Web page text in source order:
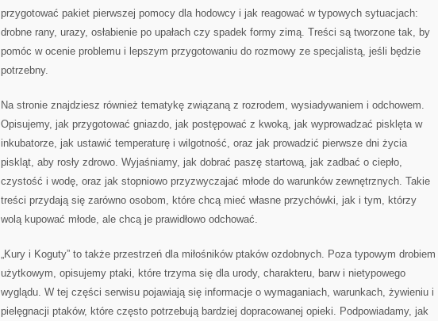
przygotować pakiet pierwszej pomocy dla hodowcy i jak reagować w typowych sytuacjach:
drobne rany, urazy, osłabienie po upałach czy spadek formy zimą. Treści są tworzone tak, by
pomóc w ocenie problemu i lepszym przygotowaniu do rozmowy ze specjalistą, jeśli będzie
potrzebny.
Na stronie znajdziesz również tematykę związaną z rozrodem, wysiadywaniem i odchowem.
Opisujemy, jak przygotować gniazdo, jak postępować z kwoką, jak wyprowadzać pisklęta w
inkubatorze, jak ustawić temperaturę i wilgotność, oraz jak prowadzić pierwsze dni życia
piskląt, aby rosły zdrowo. Wyjaśniamy, jak dobrać paszę startową, jak zadbać o ciepło,
czystość i wodę, oraz jak stopniowo przyzwyczajać młode do warunków zewnętrznych. Takie
treści przydają się zarówno osobom, które chcą mieć własne przychówki, jak i tym, którzy
wolą kupować młode, ale chcą je prawidłowo odchować.
„Kury i Koguty” to także przestrzeń dla miłośników ptaków ozdobnych. Poza typowym drobiem
użytkowym, opisujemy ptaki, które trzyma się dla urody, charakteru, barw i nietypowego
wyglądu. W tej części serwisu pojawiają się informacje o wymaganiach, warunkach, żywieniu i
pielęgnacji ptaków, które często potrzebują bardziej dopracowanej opieki. Podpowiadamy, jak